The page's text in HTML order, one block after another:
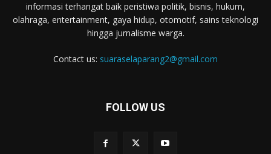
informasi terhangat baik peristiwa politik, bisnis, hukum,
olahraga, entertainment, gaya hidup, otomotif, sains teknologi
hingga jurnalisme warga.
Contact us: suaraselaparang2@gmail.com
FOLLOW US